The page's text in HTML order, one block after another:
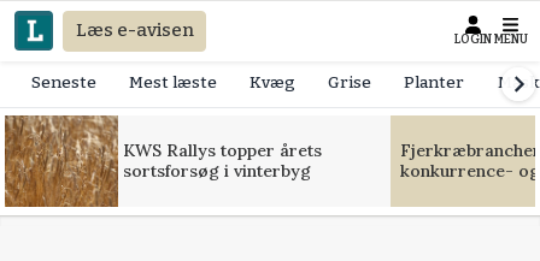
Læs e-avisen LOGIN MENU
Seneste Mest læste Kvæg Grise Planter
KWS Rallys topper årets
sortsforsøg i vinterbyg
konkurrence-